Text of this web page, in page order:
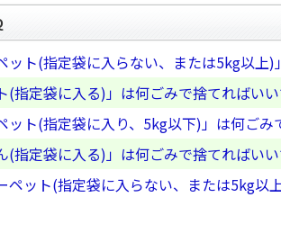
ット(指定袋に入らない、または5kg以
(指定袋に入る)」は何ごみで捨てればい
ット(指定袋に入り、5kg以下)」は何ご
(指定袋に入る)」は何ごみで捨てればい
ペット(指定袋に入らない、または5kg